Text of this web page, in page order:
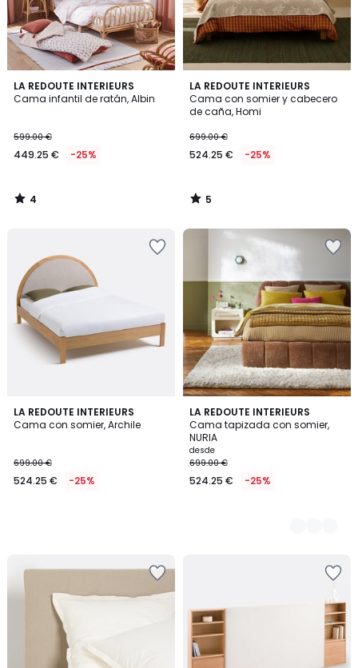
LA REDOUTE INTERIEURS
Cama infantil de ratán, Albin
599.00 €
449.25 € -25%
4
/
4
/
LA REDOUTE INTERIEURS
Cama con somier y cabecero
de caña, Homi
699.00 €
524.25 € -25%
5
/
5
5
/
LA REDOUTE INTERIEURS
Cama con somier, Archile
699.00 €
524.25 € -25%
LA REDOUTE INTERIEURS
Cama tapizada con somier,
NURIA
desde
699.00 €
524.25 € -25%
3
Colores